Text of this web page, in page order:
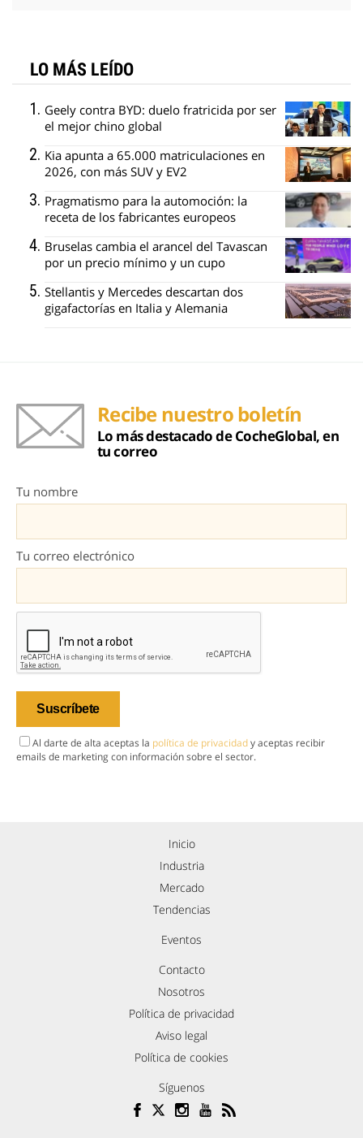
LO MÁS LEÍDO
Geely contra BYD: duelo fratricida por ser
el mejor chino global
Kia apunta a 65.000 matriculaciones en
2026, con más SUV y EV2
Pragmatismo para la automoción: la
receta de los fabricantes europeos
Bruselas cambia el arancel del Tavascan
por un precio mínimo y un cupo
Stellantis y Mercedes descartan dos
gigafactorías en Italia y Alemania
Recibe nuestro boletín
Lo más destacado de CocheGlobal, en
tu correo
Tu nombre
Tu correo electrónico
Al darte de alta aceptas la política de privacidady aceptas recibir
emails de marketing con información sobre el sector.
Inicio
Industria
Mercado
Tendencias
Eventos
Contacto
Nosotros
Política de privacidad
Aviso legal
Política de cookies
Síguenos